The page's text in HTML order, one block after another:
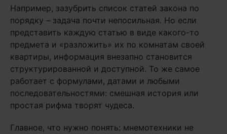
Например, зазубрить список статей закона по
порядку – задача почти непосильная. Но если
представить каждую статью в виде какого-то
предмета и «разложить» их по комнатам своей
квартиры, информация внезапно становится
структурированной и доступной. То же самое
работает с формулами, датами и любыми
последовательностями: смешная история или
простая рифма творят чудеса.
Главное, что нужно понять: мнемотехники не